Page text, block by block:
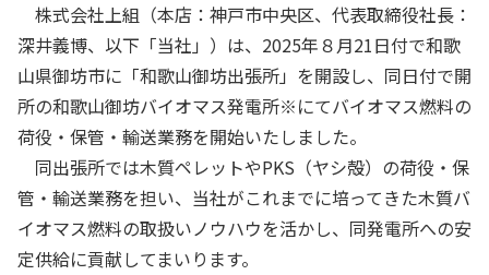
株式会社上組（本店：神戸市中央区、代表取締役社長：
深井義博、以下「当社」）は、2025年８月21日付で和歌
山県御坊市に「和歌山御坊出張所」を開設し、同日付で開
所の和歌山御坊バイオマス発電所※にてバイオマス燃料の
荷役・保管・輸送業務を開始いたしました。
同出張所では木質ペレットやPKS（ヤシ殻）の荷役・保
管・輸送業務を担い、当社がこれまでに培ってきた木質バ
イオマス燃料の取扱いノウハウを活かし、同発電所への安
定供給に貢献してまいります。